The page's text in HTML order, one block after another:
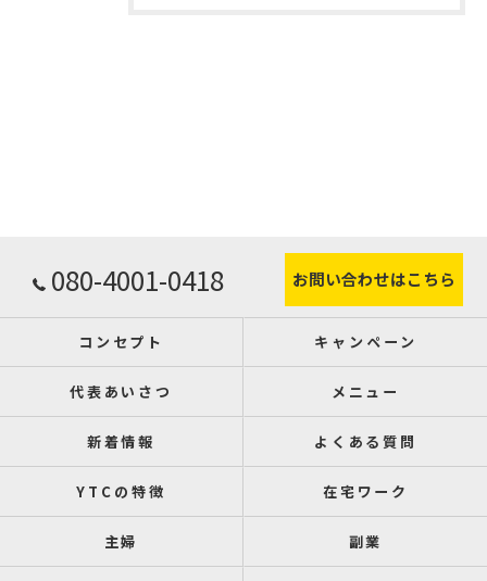
080-4001-0418 お問い合わせはこちら
コンセプト キャンペーン
代表あいさつ メニュー
新着情報 よくある質問
YTCの特徴 在宅ワーク
主婦 副業